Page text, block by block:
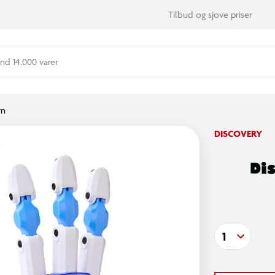
Tilbud og sjove priser
14.000 varer
DISCOVERY
1